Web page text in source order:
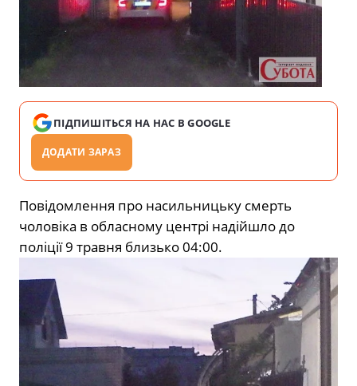
ПІДПИШІТЬСЯ НА НАС В GOOGLE
ДОДАТИ ЗАРАЗ
Повідомлення про насильницьку смерть
чоловіка в обласному центрі надійшло до
поліції 9 травня близько 04:00.